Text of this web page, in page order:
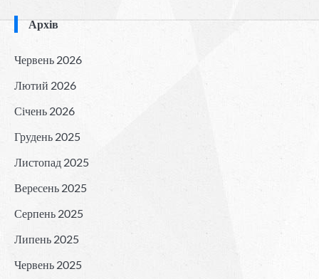
Архів
Червень 2026
Лютий 2026
Січень 2026
Грудень 2025
Листопад 2025
Вересень 2025
Серпень 2025
Липень 2025
Червень 2025